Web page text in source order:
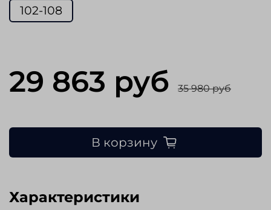
102-108
29 863 руб 35 980 руб
В корзину
Характеристики